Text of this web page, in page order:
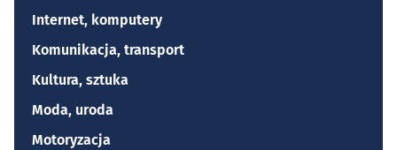
Internet, komputery
Komunikacja, transport
Kultura, sztuka
Moda, uroda
Motoryzacja